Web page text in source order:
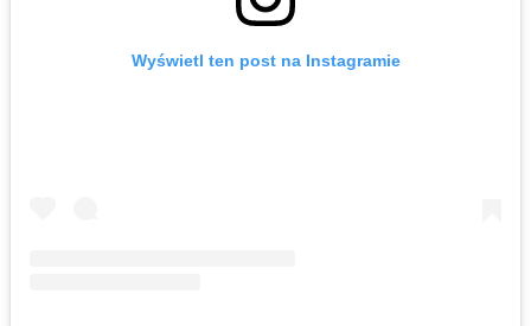
Wyświetl ten post na Instagramie